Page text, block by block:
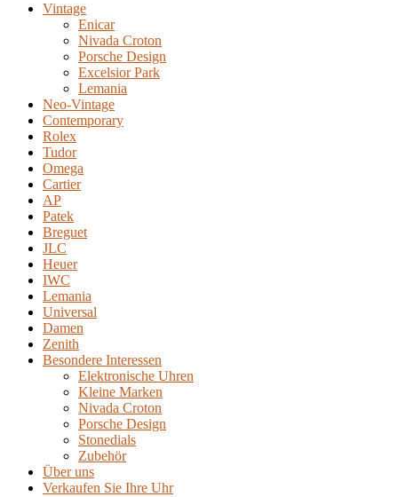
Vintage
Enicar
Nivada Croton
Porsche Design
Excelsior Park
Lemania
Neo-Vintage
Contemporary
Rolex
Tudor
Omega
Cartier
AP
Patek
Breguet
JLC
Heuer
IWC
Lemania
Universal
Damen
Zenith
Besondere Interessen
Elektronische Uhren
Kleine Marken
Nivada Croton
Porsche Design
Stonedials
Zubehör
Über uns
Verkaufen Sie Ihre Uhr